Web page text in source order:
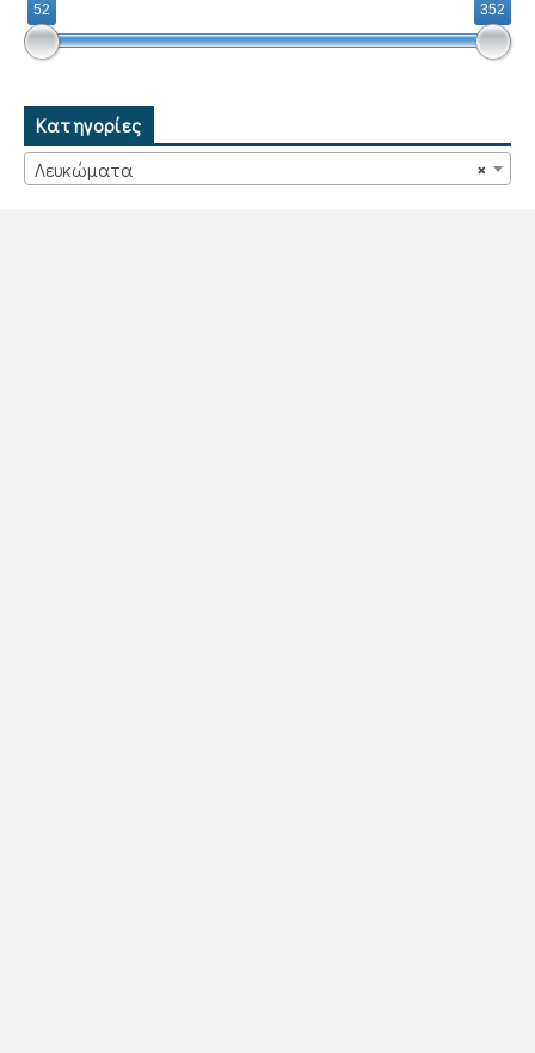
52 352
Κατηγορίες
×
Λευκώματα